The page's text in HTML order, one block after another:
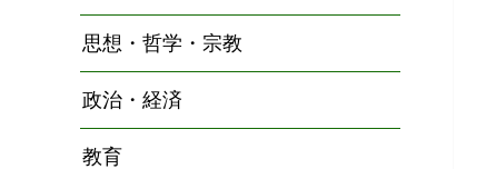
思想・哲学・宗教
政治・経済
教育